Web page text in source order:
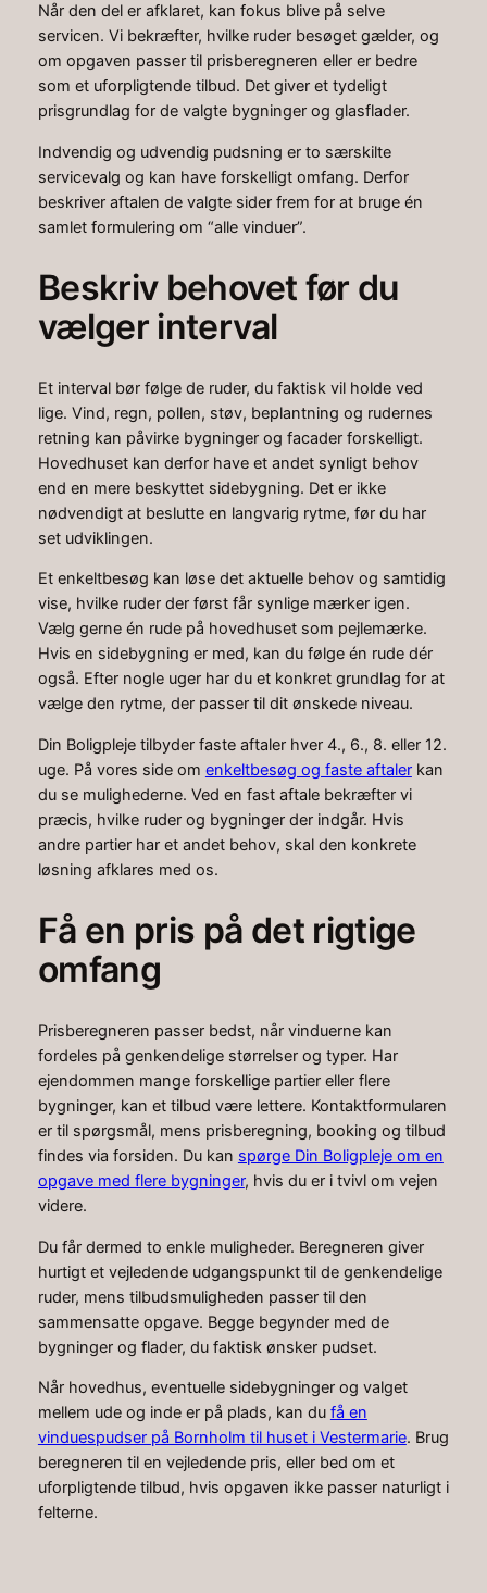
Når den del er afklaret, kan fokus blive på selve
servicen. Vi bekræfter, hvilke ruder besøget gælder, og
om opgaven passer til prisberegneren eller er bedre
som et uforpligtende tilbud. Det giver et tydeligt
prisgrundlag for de valgte bygninger og glasflader.
Indvendig og udvendig pudsning er to særskilte
servicevalg og kan have forskelligt omfang. Derfor
beskriver aftalen de valgte sider frem for at bruge én
samlet formulering om “alle vinduer”.
Beskriv behovet før du
vælger interval
Et interval bør følge de ruder, du faktisk vil holde ved
lige. Vind, regn, pollen, støv, beplantning og rudernes
retning kan påvirke bygninger og facader forskelligt.
Hovedhuset kan derfor have et andet synligt behov
end en mere beskyttet sidebygning. Det er ikke
nødvendigt at beslutte en langvarig rytme, før du har
set udviklingen.
Et enkeltbesøg kan løse det aktuelle behov og samtidig
vise, hvilke ruder der først får synlige mærker igen.
Vælg gerne én rude på hovedhuset som pejlemærke.
Hvis en sidebygning er med, kan du følge én rude dér
også. Efter nogle uger har du et konkret grundlag for at
vælge den rytme, der passer til dit ønskede niveau.
Din Boligpleje tilbyder faste aftaler hver 4., 6., 8. eller 12.
uge. På vores side om enkeltbesøg og faste aftalerkan
du se mulighederne. Ved en fast aftale bekræfter vi
præcis, hvilke ruder og bygninger der indgår. Hvis
andre partier har et andet behov, skal den konkrete
løsning afklares med os.
Få en pris på det rigtige
omfang
Prisberegneren passer bedst, når vinduerne kan
fordeles på genkendelige størrelser og typer. Har
ejendommen mange forskellige partier eller flere
bygninger, kan et tilbud være lettere. Kontaktformularen
er til spørgsmål, mens prisberegning, booking og tilbud
findes via forsiden. Du kan spørge Din Boligpleje om en
opgave med flere bygninger, hvis du er i tvivl om vejen
videre.
Du får dermed to enkle muligheder. Beregneren giver
hurtigt et vejledende udgangspunkt til de genkendelige
ruder, mens tilbudsmuligheden passer til den
sammensatte opgave. Begge begynder med de
bygninger og flader, du faktisk ønsker pudset.
Når hovedhus, eventuelle sidebygninger og valget
mellem ude og inde er på plads, kan du få en
vinduespudser på Bornholm til huset i Vestermarie. Brug
beregneren til en vejledende pris, eller bed om et
uforpligtende tilbud, hvis opgaven ikke passer naturligt i
felterne.